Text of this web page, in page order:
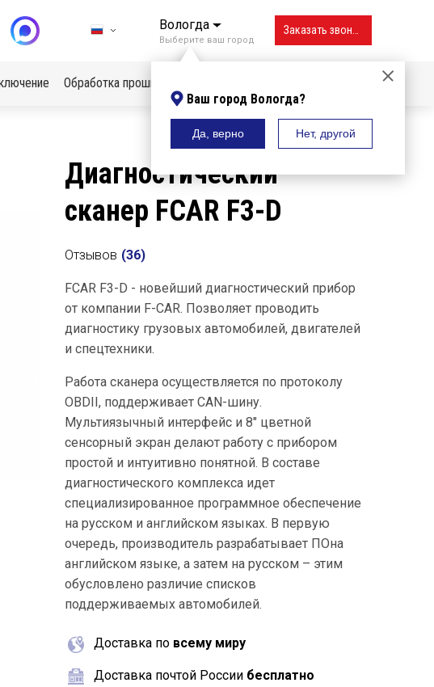
Вологда
Выберите ваш город
Ваш город Вологда?
Да, верно Нет, другой
Владивосток
Воронеж
Иркутск
Краснодар
Красноярск
Москва
Нижний Новгород
Омск
Пермь
Ростов-на-Дону
Обработка прошивок
Диагностический
сканер FCAR F3-D
Отзывов (36)
FCAR F3-D - новейший диагностический прибор
от компании F-CAR. Позволяет проводить
диагностику грузовых автомобилей, двигателей
и спецтехники.
Работа сканера осуществляется по протоколу
OBDII, поддерживает CAN-шину.
Мультиязычный интерфейс и 8" цветной
сенсорный экран делают работу с прибором
простой и интуитивно понятной. В составе
диагностического комплекса идет
специализированное программное обеспечение
на русском и английском языках. В первую
очередь, производитель разрабатывает ПОна
английском языке, а затем на русском – этим
обусловлено различие списков
поддерживаемых автомобилей.
Доставка по всему миру
Доставка почтой России бесплатно